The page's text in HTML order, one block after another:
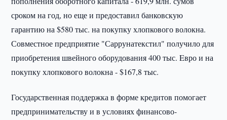
сроком на год, но еще и предоставил банковскую
гарантию на $580 тыс. на покупку хлопкового волокна.
Совместное предприятие "Саррунатекстил" получило для
приобретения швейного оборудования 400 тыс. Eвро и на
покупку хлопкового волокна - $167,8 тыс.
Государственная поддержка в форме кредитов помогает
предпринимательству и в условиях финансово-